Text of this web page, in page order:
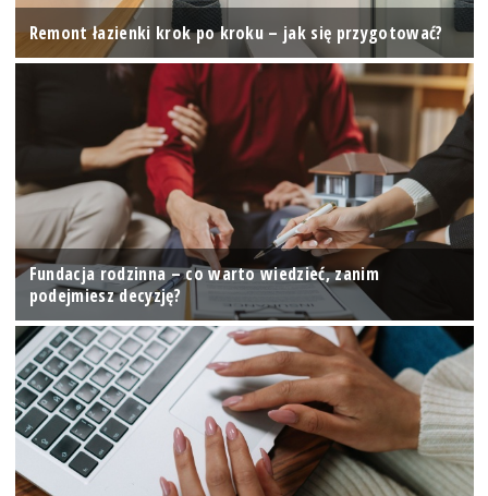
Remont łazienki krok po kroku – jak się przygotować?
Fundacja rodzinna – co warto wiedzieć, zanim
podejmiesz decyzję?